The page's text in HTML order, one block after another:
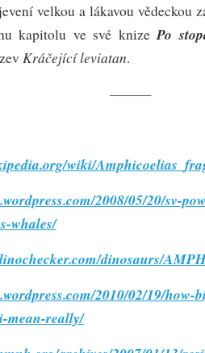
velkou a lákavou vědeckou
kapitolu ve své knizePo
Kráčející leviatan.
———
wiki/
2008/05/20/sv-
whales/
dinosaurs/
2010/02/19/how-
mean-really/